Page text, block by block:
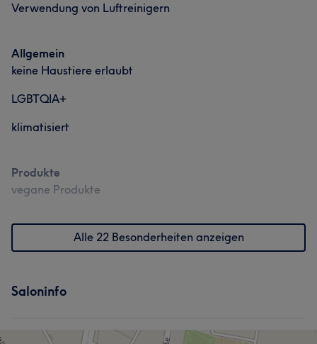
Verwendung von Luftreinigern
Allgemein
keine Haustiere erlaubt
LGBTQIA+
klimatisiert
Produkte
vegane Produkte
Alle 22 Besonderheiten anzeigen
Saloninfo